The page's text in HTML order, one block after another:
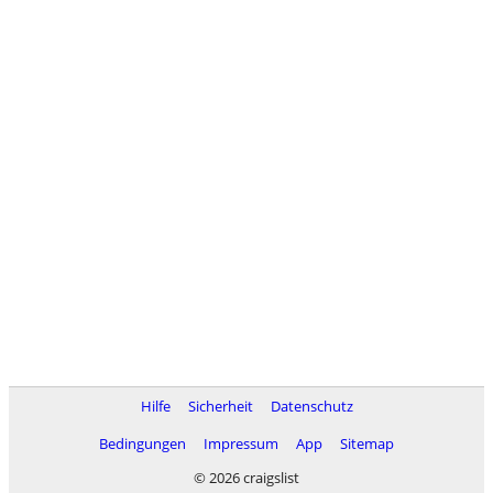
Hilfe Sicherheit
Datenschutz
Bedingungen
Impressum App
Sitemap
© 2026 craigslist